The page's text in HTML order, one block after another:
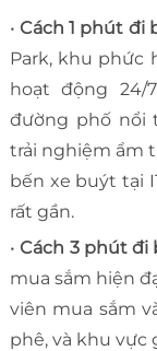
•Cách 1 phút đi
Park, khu phức
hoạt động 24/
đường phố nổi
trải nghiệm ẩm
bến xe buýt tại
rất gần.
•Cách 3 phút đi
mua sắm hiện
viên mua sắm
phê, và khu vực